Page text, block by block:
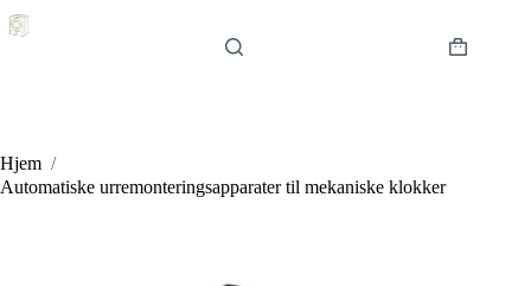
til
Hjem /
Automatiske urremonteringsapparater til mekaniske klokker